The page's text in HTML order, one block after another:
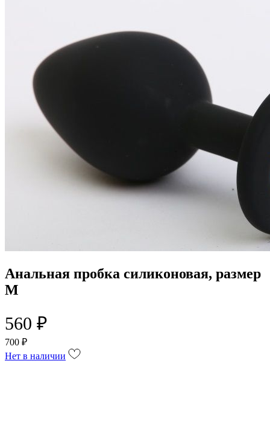
Анальная пробка силиконовая, размер
M
560 ₽
700 ₽
Нет в наличии